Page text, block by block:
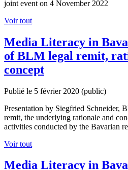
joint event on 4 November 2022
Voir tout
Media Literacy in
of BLM legal remit,
concept
Publié le 5 février 2020 (public)
Presentation by Siegfried Schneider,
remit, the underlying rationale and
activities conducted by the Bavarian
Voir tout
Media Literacy in